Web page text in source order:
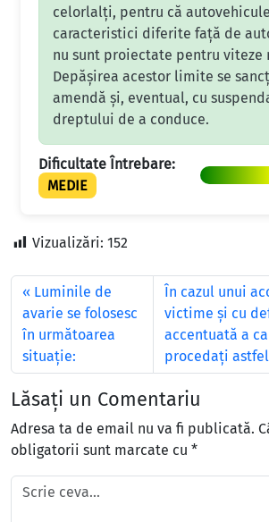
celorlalți, pentru că
caracteristici diferite față de
nu sunt proiectate pentru viteze
Depășirea acestor limite se
amendă și, eventual, cu
dreptului de a conduce.
Dificultate Întrebare:
MEDIE
Vizualizări: 152
Luminile de
avarie se folosesc
în următoarea
situaţie:
În cazul unui
victime și cu
accentuată a
procedați
Lăsați un Comentariu
Adresa ta de email nu va fi publicată.
obligatorii sunt marcate cu *